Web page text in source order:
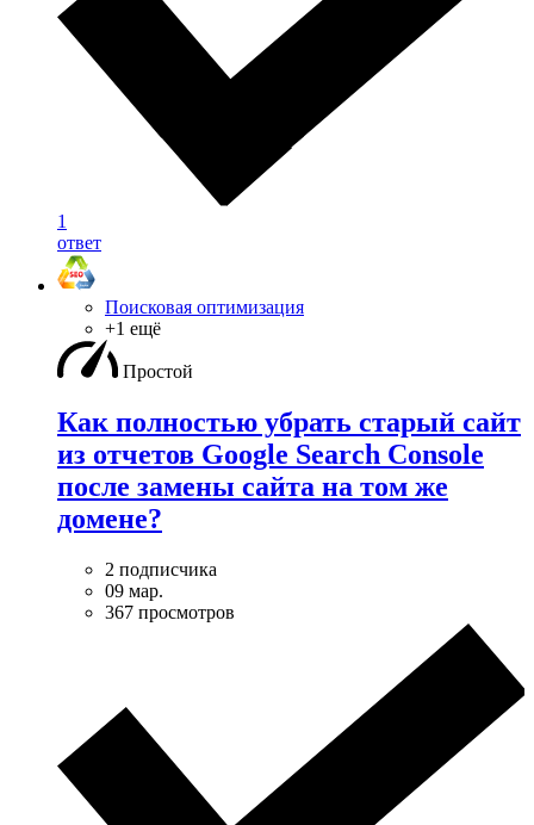
1
ответ
Поисковая оптимизация
+1 ещё
Простой
Как полностью убрать старый сайт
из отчетов Google Search Console
после замены сайта на том же
домене?
2 подписчика
09 мар.
367 просмотров